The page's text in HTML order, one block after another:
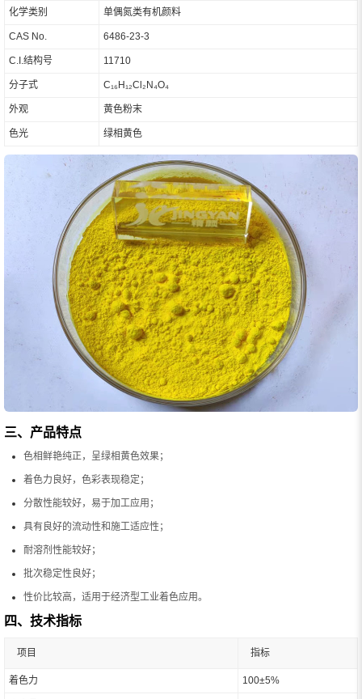
化学类别 单偶氮类有机颜料
CAS No. 6486-23-3
C.I.结构号 11710
分子式 C₁₆H₁₂Cl₂N₄O₄
外观 黄色粉末
色光 绿相黄色
三、产品特点
色相鲜艳纯正，呈绿相黄色效果；
着色力良好，色彩表现稳定；
分散性能较好，易于加工应用；
具有良好的流动性和施工适应性；
耐溶剂性能较好；
批次稳定性良好；
性价比较高，适用于经济型工业着色应用。
四、技术指标
项目 指标
着色力 100±5%